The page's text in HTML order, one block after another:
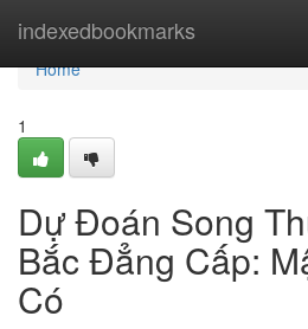
indexedbookmarks
Home
Home
1
Dự Đoán Song
Bắc Đẳng Cấp:
Có